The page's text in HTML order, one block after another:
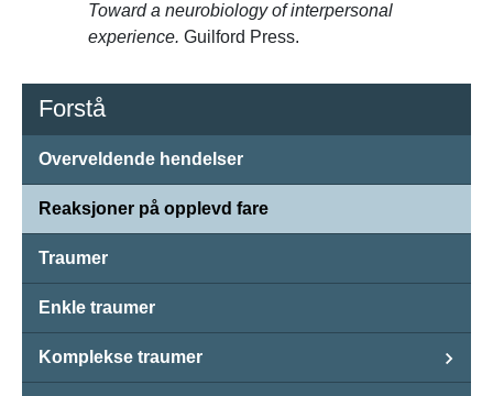
Toward a neurobiology of interpersonal
experience. Guilford Press.
Forstå
Overveldende hendelser
Reaksjoner på opplevd fare
Traumer
Enkle traumer
Komplekse traumer